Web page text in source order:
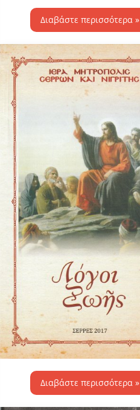
Διαβάστε περισσότερα »
Διαβάστε περισσότερα »